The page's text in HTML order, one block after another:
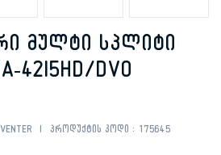
მულტი სპლიტი
42I5HD/DVO
პროდუქტის კოდი : 175645